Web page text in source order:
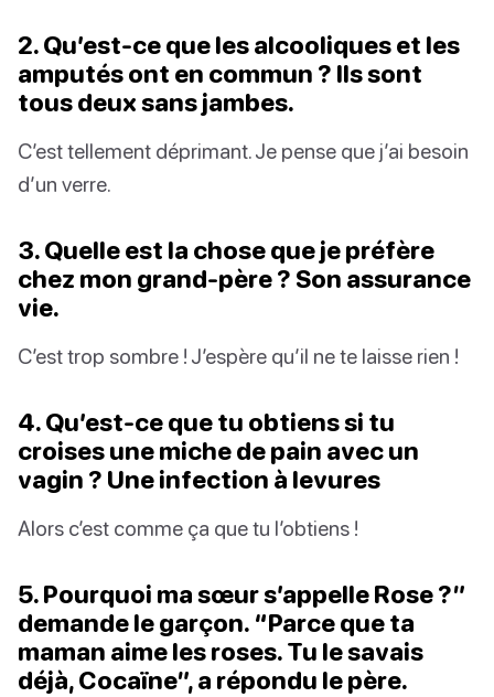
2. Qu’est-ce que les alcooliques et les
amputés ont en commun ? Ils sont
tous deux sans jambes.
C’est tellement déprimant. Je pense que j’ai besoin
d’un verre.
3. Quelle est la chose que je préfère
chez mon grand-père ? Son assurance
vie.
C’est trop sombre ! J’espère qu’il ne te laisse rien !
4. Qu’est-ce que tu obtiens si tu
croises une miche de pain avec un
vagin ? Une infection à levures
Alors c’est comme ça que tu l’obtiens !
5. Pourquoi ma sœur s’appelle Rose ?”
demande le garçon. “Parce que ta
maman aime les roses. Tu le savais
déjà, Cocaïne”, a répondu le père.